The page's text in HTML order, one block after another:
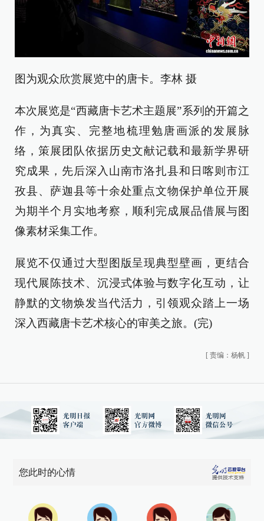
图为观众欣赏展览中的唐卡。李林 摄
本次展览是“西藏唐卡艺术主题展”系列的开篇之
作，为真实、完整地梳理勉唐画派的发展脉
络，策展团队依据历史文献记载和最新学界研
究成果，先后深入山南市洛扎县和日喀则市江
孜县、萨迦县等十余处重点文物保护单位开展
为期半个月实地考察，顺利完成展品借展与图
像素材采集工作。
展览不仅通过大型图版呈现典型壁画，更结合
现代展陈技术、沉浸式体验与数字化互动，让
静默的文物焕发当代活力，引领观众踏上一场
深入西藏唐卡艺术核心的审美之旅。(完)
[ 责编：杨帆 ]
您此时的心情